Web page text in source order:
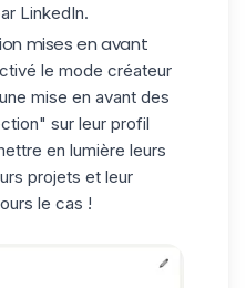
LinkedIn.
mises en avant
le mode créateur
mise en avant des
sur leur profil
en lumière leurs
projets et leur
le cas !